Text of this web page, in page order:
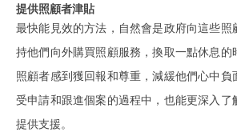
提供照顧者津貼
最快能見效的方法，自然會是政府向這些照
持他們向外購買照顧服務，換取一點休息的
照顧者感到獲回報和尊重，減緩他們心中
受申請和跟進個案的過程中，也能更深入了
提供支援。